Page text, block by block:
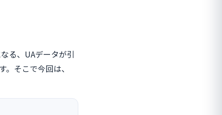
る、UAデータが引
そこで今回は、